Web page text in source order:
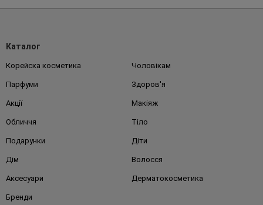
Каталог
Корейска косметика Чоловікам
Парфуми Здоров'я
Акції Макіяж
Обличчя Тіло
Подарунки Діти
Дім Волосся
Аксесуари Дерматокосметика
Бренди